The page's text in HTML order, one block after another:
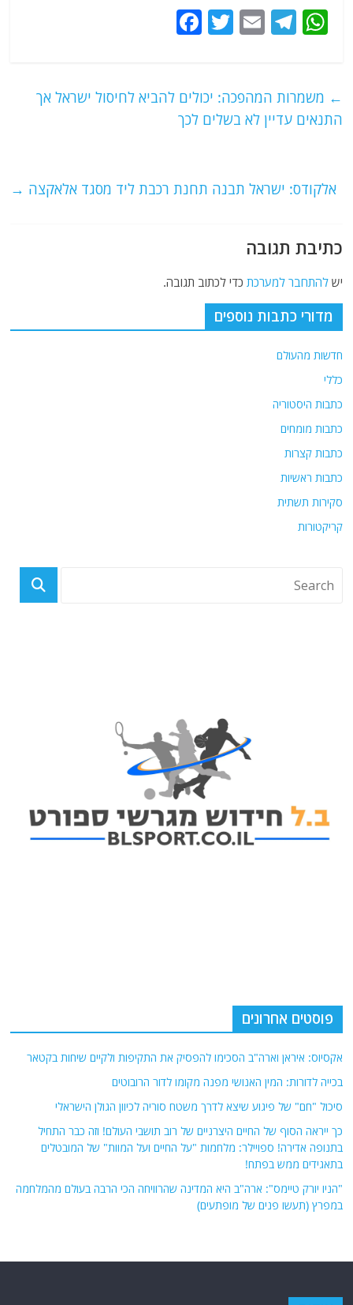
W
s
A
T
g
ra
E
l
T
er
e
k
← משמרות המהפכה: יכולים להביא לחיסול ישראל אך
התנאים עדיין לא בשלים לכך
אלקודס: ישראל תבנה תחנת רכבת ליד מסגד אלאקצה →
כתיבת תגובה
ישלהתחבר למערכת כדי לכתוב תגובה.
מדורי כתבות נוספים
חדשות מהעולם
כללי
כתבות היסטוריה
כתבות מומחים
כתבות קצרות
כתבות ראשיות
סקירות תשתית
קריקטורות
פוסטים אחרונים
אקסיוס: איראן וארה"ב הסכימו להפסיק את התקיפות ולקיים שיחות בקטאר
בכייה לדורות: המין האנושי מפנה מקומו לדור הרובוטים
סיכול "חם" של פיגוע שיצא לדרך משטח סוריה לכיוון הגולן הישראלי
כך ייראה הסוף של החיים היצרניים של רוב תושבי העולם! וזה כבר התחיל
בתנופה אדירה! ספויילר: מלחמות "על החיים ועל המוות" של המובטלים
בתאגידים ממש בפתח!
"הניו יורק טיימס": ארה"ב היא המדינה שהרוויחה הכי הרבה בעולם מהמלחמה
במפרץ (תעשו פנים של מופתעים)